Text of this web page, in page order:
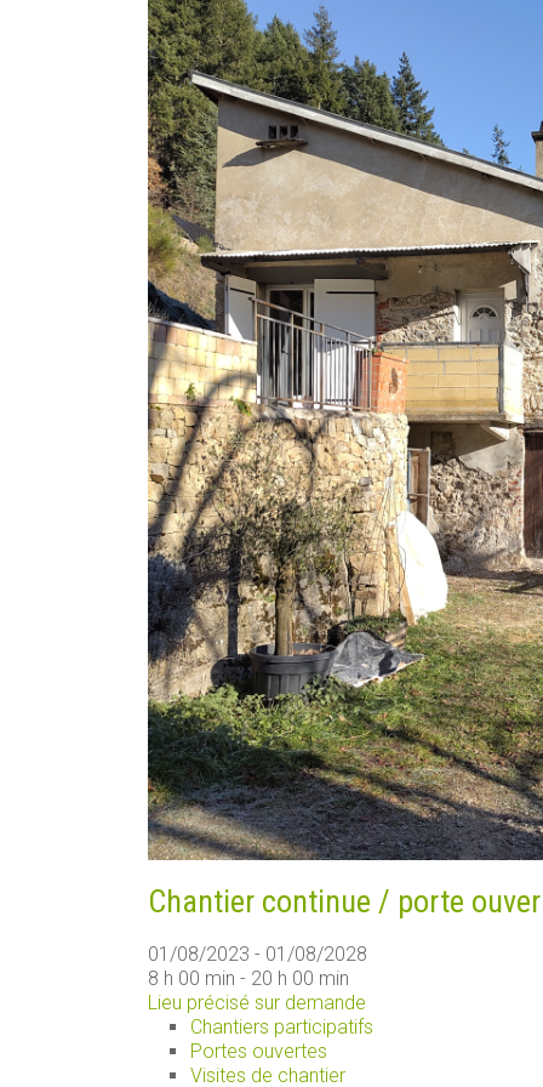
Chantier continue / porte
01/08/2023 - 01/08/2028
8 h 00 min - 20 h 00 min
Lieu précisé sur demande
Chantiers participatifs
Portes ouvertes
Visites de chantier